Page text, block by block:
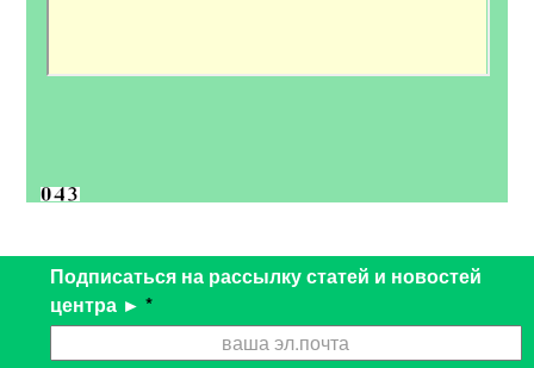
Подписаться на рассылку статей и новостей
центра ► *